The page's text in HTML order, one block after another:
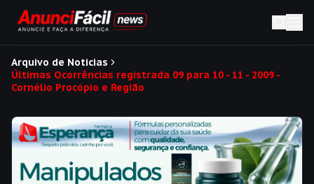
Arquivo de Noticias
Últimas Ocorrências registrada 09 para 10 - 11 - 2009 -
Cornélio Procópio e Região